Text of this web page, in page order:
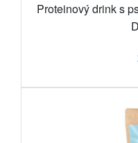
Proteinový drink s